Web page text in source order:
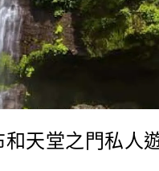
天堂之門私人